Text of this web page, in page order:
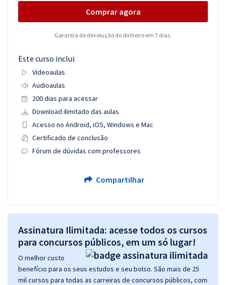
Comprar agora
Garantia de devolução do dinheiro em 7 dias.
Este curso inclui:
Videoaulas
Audioaulas
200 dias para acessar
Download ilimitado das aulas
Acesso no Android, iOS, Windows e Mac
Certificado de conclusão
Fórum de dúvidas com professores
Compartilhar
Assinatura Ilimitada: acesse todos os cursos
para concursos públicos, em um só lugar!
O melhor custo
benefício para os seus estudos e seu bolso. São mais de 25
mil cursos para todas as carreiras de concursos públicos, com